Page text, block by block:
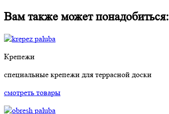
Вам также может понадобиться:
Крепежи
специальные крепежи для террасной доски
смотреть товары